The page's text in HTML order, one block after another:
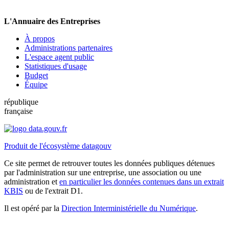
L'Annuaire des Entreprises
À propos
Administrations partenaires
L'espace agent public
Statistiques d'usage
Budget
Équipe
république
française
Produit de l'écosystème datagouv
Ce site permet de retrouver toutes les données publiques détenues
par l'administration sur une entreprise, une association ou une
administration et en particulier les données contenues dans un extrait
KBIS ou de l'extrait D1.
Il est opéré par la Direction Interministérielle du Numérique.